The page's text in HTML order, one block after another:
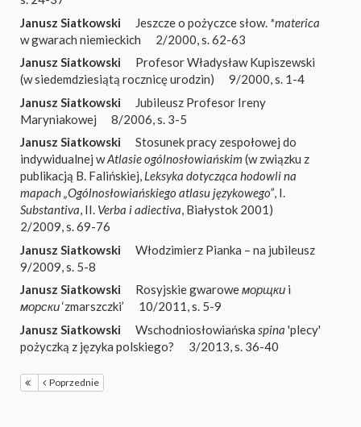
Janusz Siatkowski
Jeszcze o pożyczce słow. *materica
w gwarach niemieckich
2/2000, s. 62-63
Janusz Siatkowski
Profesor Władysław Kupiszewski
(w siedemdziesiątą rocznicę urodzin)
9/2000, s. 1-4
Janusz Siatkowski
Jubileusz Profesor Ireny
Maryniakowej
8/2006, s. 3-5
Janusz Siatkowski
Stosunek pracy zespołowej do
indywidualnej wAtlasie ogólnosłowiańskim (w związku z
publikacją B. Falińskiej, Leksyka dotycząca hodowli na
mapach „Ogólnosłowiańskiego atlasu językowego”, I.
Substantiva, II. Verba i adiectiva, Białystok 2001)
2/2009, s. 69-76
Janusz Siatkowski
Włodzimierz Pianka – na jubileusz
9/2009, s. 5-8
Janusz Siatkowski
Rosyjskie gwaroweморщки i
морски‘zmarszczki’
10/2011, s. 5-9
Janusz Siatkowski
Wschodniosłowiańska spina 'plecy'
pożyczką z języka polskiego?
3/2013, s. 36-40
Poprzednie